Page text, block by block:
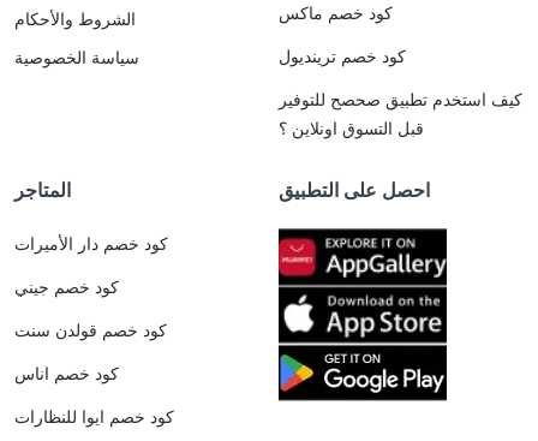
الشروط والأحكام
سياسة الخصوصية
كود خصم ماكس
كود خصم ترينديول
كيف استخدم تطبيق صحصح للتوفير
قبل التسوق اونلاين ؟
المتاجر
كود خصم دار الأميرات
كود خصم جيني
كود خصم قولدن سنت
كود خصم اناس
كود خصم ايوا للنظارات
احصل على التطبيق